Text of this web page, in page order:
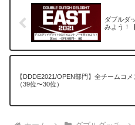
ダブルダ
みよう！
【DDDE2021/OPEN部門】全チームコメ
（39位〜30位）